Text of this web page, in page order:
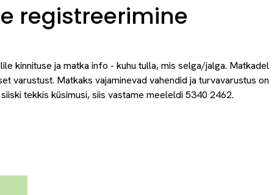
registreerimine
kinnituse ja matka info - kuhu tulla, mis selga/jalga. Matkadel
varustust. Matkaks vajaminevad vahendid ja turvavarustus on
tekkis küsimusi, siis vastame meeleldi 5340 2462.